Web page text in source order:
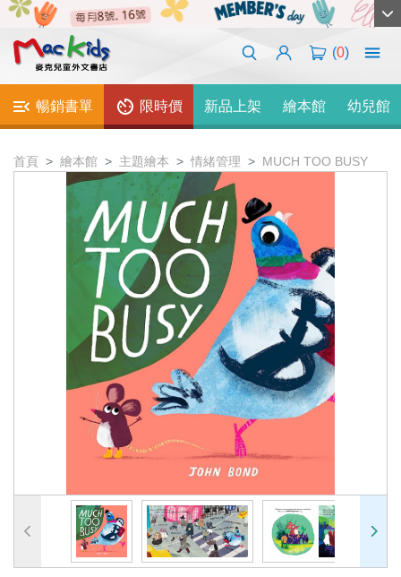
(0)
暢銷書單 限時價 新品上架 繪本館 幼兒館
首頁 繪本館 主題繪本 情緒管理 MUCH TOO BUSY